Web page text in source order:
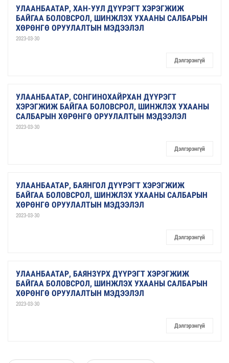
УЛААНБААТАР, ХАН-УУЛ ДҮҮРЭГТ ХЭРЭГЖИЖ
БАЙГАА БОЛОВСРОЛ, ШИНЖЛЭХ УХААНЫ САЛБАРЫН
ХӨРӨНГӨ ОРУУЛАЛТЫН МЭДЭЭЛЭЛ
2023-03-30
Дэлгэрэнгүй
УЛААНБААТАР, СОНГИНОХАЙРХАН ДҮҮРЭГТ
ХЭРЭГЖИЖ БАЙГАА БОЛОВСРОЛ, ШИНЖЛЭХ УХААНЫ
САЛБАРЫН ХӨРӨНГӨ ОРУУЛАЛТЫН МЭДЭЭЛЭЛ
2023-03-30
Дэлгэрэнгүй
УЛААНБААТАР, БАЯНГОЛ ДҮҮРЭГТ ХЭРЭГЖИЖ
БАЙГАА БОЛОВСРОЛ, ШИНЖЛЭХ УХААНЫ САЛБАРЫН
ХӨРӨНГӨ ОРУУЛАЛТЫН МЭДЭЭЛЭЛ
2023-03-30
Дэлгэрэнгүй
УЛААНБААТАР, БАЯНЗҮРХ ДҮҮРЭГТ ХЭРЭГЖИЖ
БАЙГАА БОЛОВСРОЛ, ШИНЖЛЭХ УХААНЫ САЛБАРЫН
ХӨРӨНГӨ ОРУУЛАЛТЫН МЭДЭЭЛЭЛ
2023-03-30
Дэлгэрэнгүй